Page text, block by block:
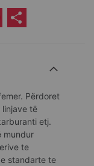
Pinterest
Përdoret
linjave të
etj.
mundur
te
standarte te